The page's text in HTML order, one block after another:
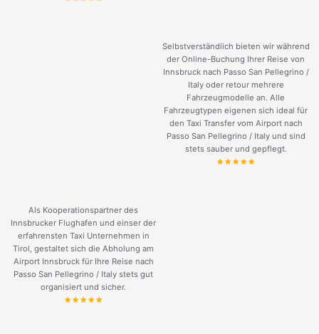
Selbstverständlich bieten wir während
der Online-Buchung Ihrer Reise von
Innsbruck nach Passo San Pellegrino /
Italy oder retour mehrere
Fahrzeugmodelle an. Alle
Fahrzeugtypen eigenen sich ideal für
den Taxi Transfer vom Airport nach
Passo San Pellegrino / Italy und sind
stets sauber und gepflegt.
Als Kooperationspartner des
Innsbrucker Flughafen und einser der
erfahrensten Taxi Unternehmen in
Tirol, gestaltet sich die Abholung am
Airport Innsbruck für Ihre Reise nach
Passo San Pellegrino / Italy stets gut
organisiert und sicher.